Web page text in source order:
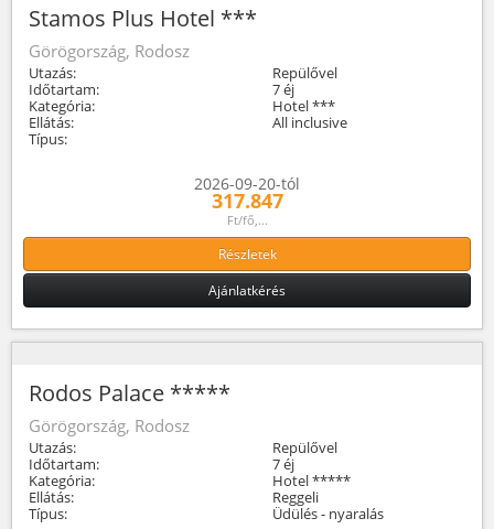
Stamos Plus Hotel ***
Görögország, Rodosz
Utazás:
Repülővel
Időtartam:
7 éj
Kategória:
Hotel ***
Ellátás:
All inclusive
Típus:
2026-09-20-tól
317.847
Ft/fő,...
Részletek
Ajánlatkérés
Rodos Palace *****
Görögország, Rodosz
Utazás:
Repülővel
Időtartam:
7 éj
Kategória:
Hotel *****
Ellátás:
Reggeli
Típus:
Üdülés - nyaralás